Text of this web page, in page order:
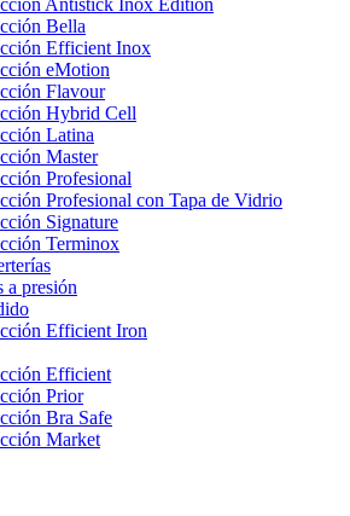
Antistick Inox Edition
Bella
Efficient Inox
eMotion
Flavour
Hybrid Cell
Latina
Master
Profesional
Profesional con Tapa de Vidrio
Signature
Terminox
a presión
Efficient Iron
Efficient
Prior
Bra Safe
Market